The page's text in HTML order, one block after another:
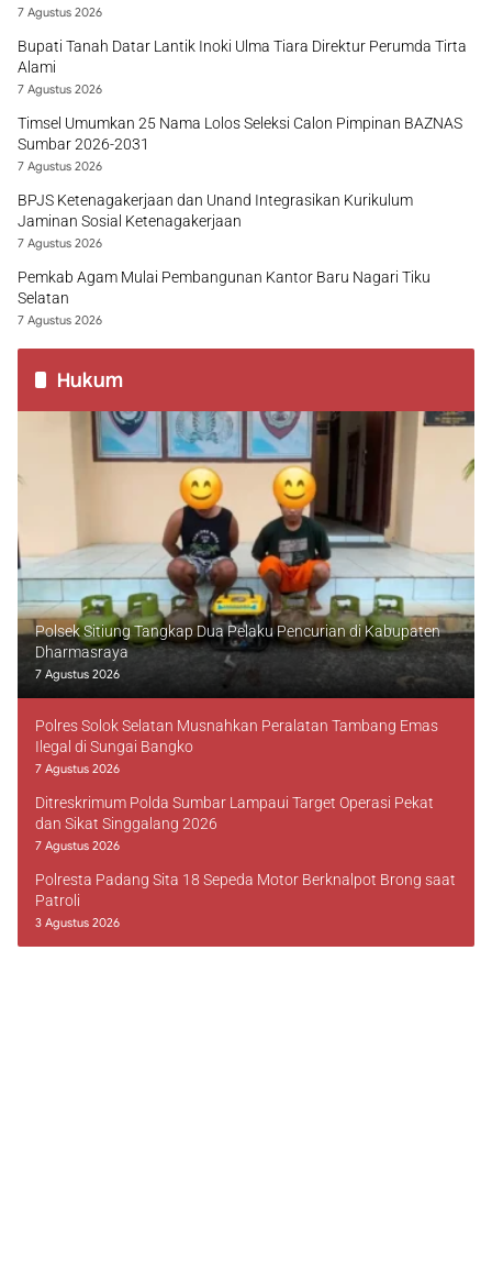
7 Agustus 2026
Bupati Tanah Datar Lantik Inoki Ulma Tiara Direktur Perumda Tirta
Alami
7 Agustus 2026
Timsel Umumkan 25 Nama Lolos Seleksi Calon Pimpinan BAZNAS
Sumbar 2026-2031
7 Agustus 2026
BPJS Ketenagakerjaan dan Unand Integrasikan Kurikulum
Jaminan Sosial Ketenagakerjaan
7 Agustus 2026
Pemkab Agam Mulai Pembangunan Kantor Baru Nagari Tiku
Selatan
7 Agustus 2026
Hukum
Polsek Sitiung Tangkap Dua Pelaku Pencurian di Kabupaten
Dharmasraya
7 Agustus 2026
Polres Solok Selatan Musnahkan Peralatan Tambang Emas
Ilegal di Sungai Bangko
7 Agustus 2026
Ditreskrimum Polda Sumbar Lampaui Target Operasi Pekat
dan Sikat Singgalang 2026
7 Agustus 2026
Polresta Padang Sita 18 Sepeda Motor Berknalpot Brong saat
Patroli
3 Agustus 2026